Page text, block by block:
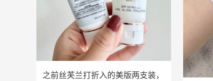
之前丝芙兰打折入的美版两支装，